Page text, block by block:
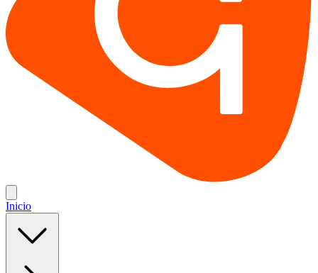
Inicio